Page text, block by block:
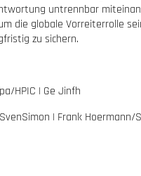
untrennbar
die globale Vorreiterrolle
zu sichern.
HPIC | Ge Jinfh
| Frank Hoermann/